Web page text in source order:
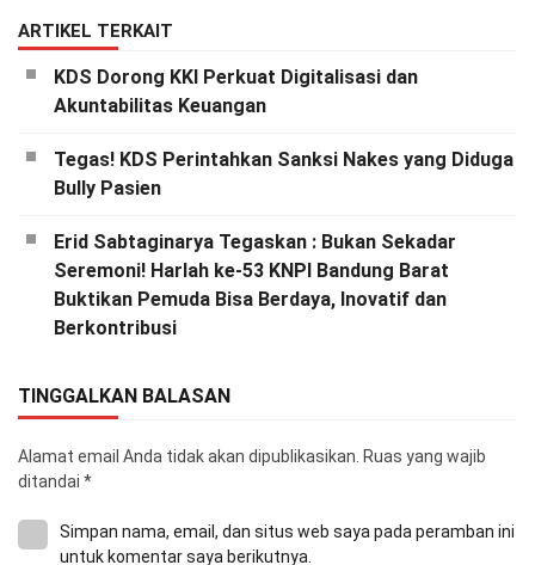
ARTIKEL TERKAIT
KDS Dorong KKI Perkuat Digitalisasi dan
Akuntabilitas Keuangan
Tegas! KDS Perintahkan Sanksi Nakes yang Diduga
Bully Pasien
Erid Sabtaginarya Tegaskan : Bukan Sekadar
Seremoni! Harlah ke-53 KNPI Bandung Barat
Buktikan Pemuda Bisa Berdaya, Inovatif dan
Berkontribusi
TINGGALKAN BALASAN
Alamat email Anda tidak akan dipublikasikan. Ruas yang wajib
ditandai *
Simpan nama, email, dan situs web saya pada peramban ini
untuk komentar saya berikutnya.